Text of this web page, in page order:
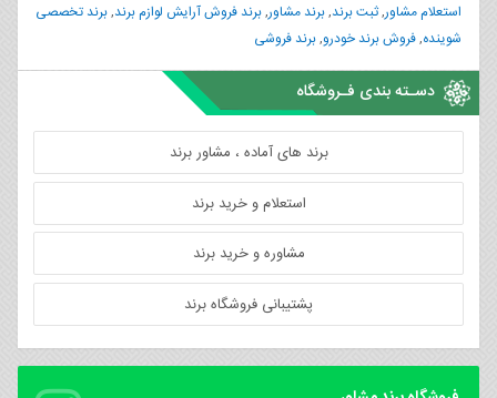
استعلام مشاور,ثبت برند,برند مشاور,برند فروش آرایش لوازم برند,برند تخصصی
شوینده,فروش برند خودرو,برند فروشی
دسـته بندی فـروشگاه
برند های آماده ، مشاور برند
استعلام و خرید برند
مشاوره و خرید برند
پشتیبانی فروشگاه برند